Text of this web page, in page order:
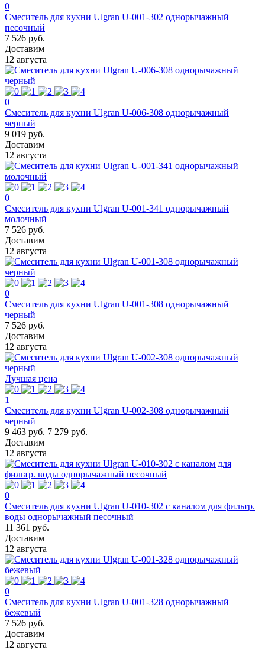
0
Смеситель для кухни Ulgran U-001-302 однорычажный
песочный
7 526 руб.
Доставим
12 августа
0
Смеситель для кухни Ulgran U-006-308 однорычажный
черный
9 019 руб.
Доставим
12 августа
0
Смеситель для кухни Ulgran U-001-341 однорычажный
молочный
7 526 руб.
Доставим
12 августа
0
Смеситель для кухни Ulgran U-001-308 однорычажный
черный
7 526 руб.
Доставим
12 августа
Лучшая цена
1
Смеситель для кухни Ulgran U-002-308 однорычажный
черный
9 463 руб. 7 279 руб.
Доставим
12 августа
0
Смеситель для кухни Ulgran U-010-302 с каналом для фильтр.
воды однорычажный песочный
11 361 руб.
Доставим
12 августа
0
Смеситель для кухни Ulgran U-001-328 однорычажный
бежевый
7 526 руб.
Доставим
12 августа